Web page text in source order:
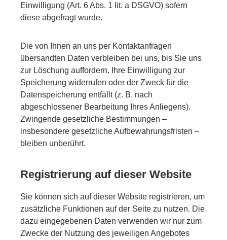
Einwilligung (Art. 6 Abs. 1 lit. a DSGVO) sofern
diese abgefragt wurde.
Die von Ihnen an uns per Kontaktanfragen
übersandten Daten verbleiben bei uns, bis Sie uns
zur Löschung auffordern, Ihre Einwilligung zur
Speicherung widerrufen oder der Zweck für die
Datenspeicherung entfällt (z. B. nach
abgeschlossener Bearbeitung Ihres Anliegens).
Zwingende gesetzliche Bestimmungen –
insbesondere gesetzliche Aufbewahrungsfristen –
bleiben unberührt.
Registrierung auf dieser Website
Sie können sich auf dieser Website registrieren, um
zusätzliche Funktionen auf der Seite zu nutzen. Die
dazu eingegebenen Daten verwenden wir nur zum
Zwecke der Nutzung des jeweiligen Angebotes